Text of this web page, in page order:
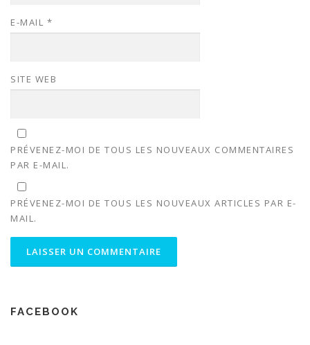
E-MAIL *
SITE WEB
PRÉVENEZ-MOI DE TOUS LES NOUVEAUX COMMENTAIRES
PAR E-MAIL.
PRÉVENEZ-MOI DE TOUS LES NOUVEAUX ARTICLES PAR E-
MAIL.
FACEBOOK